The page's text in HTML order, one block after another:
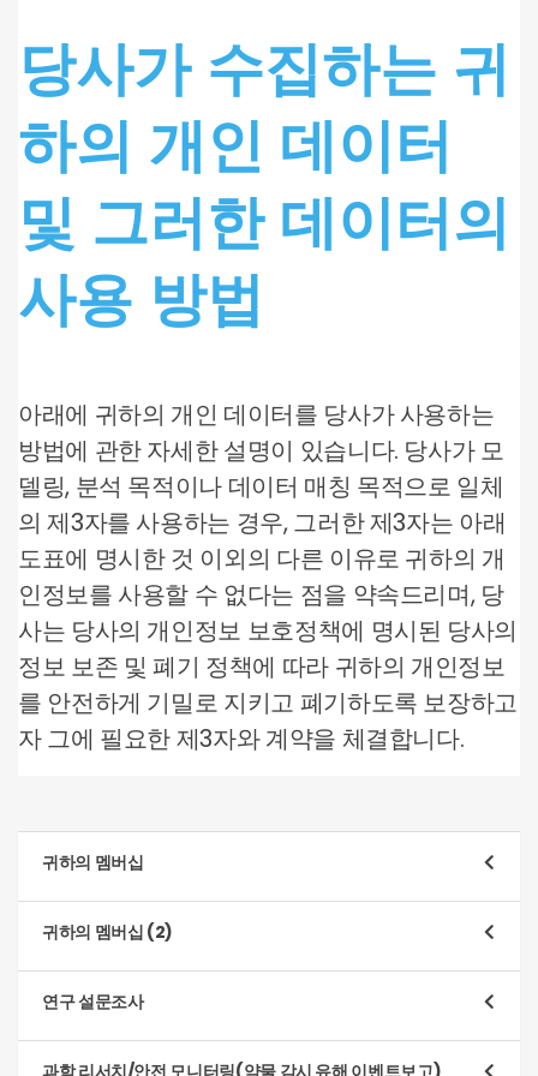
당사가 수집하는 귀
하의 개인 데이터
및 그러한 데이터의
사용 방법
아래에 귀하의 개인 데이터를 당사가 사용하는
방법에 관한 자세한 설명이 있습니다. 당사가 모
델링, 분석 목적이나 데이터 매칭 목적으로 일체
의 제3자를 사용하는 경우, 그러한 제3자는 아래
도표에 명시한 것 이외의 다른 이유로 귀하의 개
인정보를 사용할 수 없다는 점을 약속드리며, 당
사는 당사의 개인정보 보호정책에 명시된 당사의
정보 보존 및 폐기 정책에 따라 귀하의 개인정보
를 안전하게 기밀로 지키고 폐기하도록 보장하고
자 그에 필요한 제3자와 계약을 체결합니다.
귀하의 멤버십
용도
회원 등록 및 신청서 접수 방법
데이터 유형
(a) 신원 정보
귀하의 멤버십 (2)
용도
아래 항목을 포함하여, 당사와 귀하의 관계를 관리하
기 위해 다음의 방법을 활용합니다.
연구 설문조사
용도
과학 리서치/안전 모니터링(약물 감시 유해 이벤트보고)